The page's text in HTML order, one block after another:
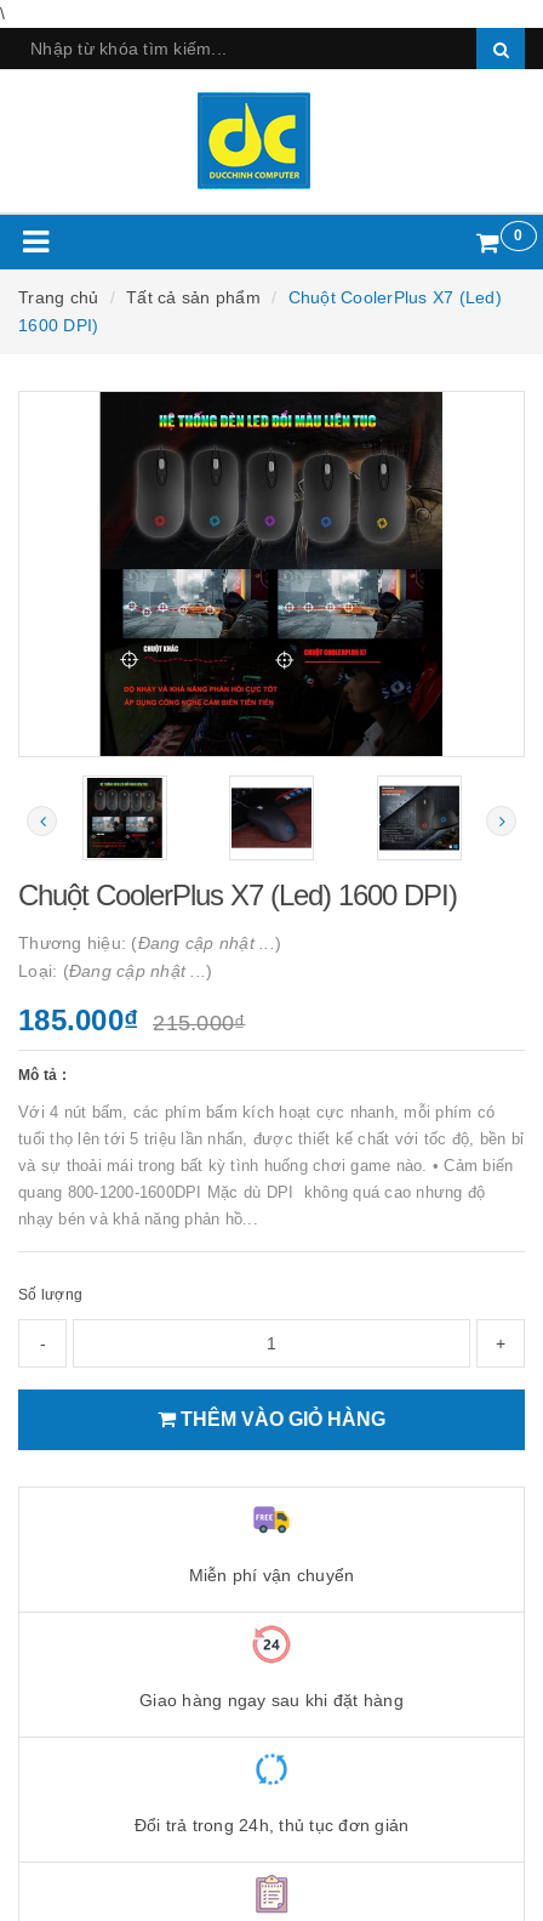
\
0
Trang chủ Tất cả sản phẩm
Chuột CoolerPlus X7 (Led)
1600 DPI)
Chuột CoolerPlus X7 (Led) 1600 DPI)
Thương hiệu: (Đang cập nhật ... )
Loại: (Đang cập nhật ... )
185.000₫ 215.000₫
Mô tả :
Với 4 nút bấm, các phím bấm kích hoạt cực nhanh, mỗi phím có
tuổi thọ lên tới 5 triệu lần nhấn, được thiết kế chất với tốc độ, bền bỉ
và sự thoải mái trong bất kỳ tình huống chơi game nào. • Cảm biến
quang 800-1200-1600DPI Mặc dù DPI không quá cao nhưng độ
nhạy bén và khả năng phản hồ...
Số lượng
- +
THÊM VÀO GIỎ HÀNG
Miễn phí vận chuyển
Giao hàng ngay sau khi đặt hàng
Đổi trả trong 24h, thủ tục đơn giản